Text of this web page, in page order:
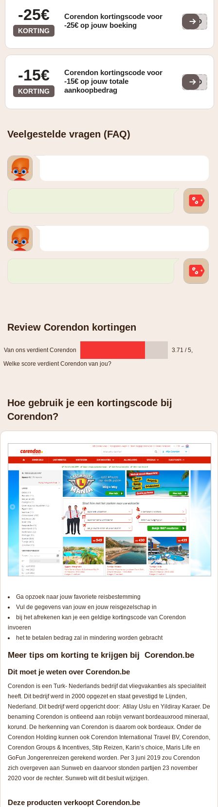
-25€
KORTING
Corendon kortingscode voor
-25€ op jouw boeking
25O
-15€
KORTING
Corendon kortingscode voor
-15€ op jouw totale
aankoopbedrag
VaD
Veelgestelde vragen (FAQ)
Review Corendon kortingen
Van ons verdient Corendon 3.71 / 5
Welke score verdient Corendon van jou?
Hoe gebruik je een kortingscode bij
Corendon?
Ga opzoek naar jouw favoriete reisbestemming
Vul de gegevens van jouw en jouw reisgezelschap in
bij het afrekenen kan je een geldige kortingscode van Corendon
invoeren
het te betalen bedrag zal in mindering worden gebracht
Meer tips om korting te krijgen bij Corendon.be
Dit moet je weten over Corendon.be
Corendon is een Turk- Nederlands bedrijf dat vliegvakanties als specialiteit
heeft. Dit bedrijf werd in 2000 opgezet en staat gevestigd te Lijnden,
Nederland. Dit bedrijf werd opgericht door: Atilay Uslu en Yildiray Karaer. De
benaming Corendon is ontleend aan robijn verwant bordeauxrood mineraal,
korund. De herkenning van Corendon is daarom ook bordeaux. Onder de
Corendon Holding kunnen ook Corendon International Travel BV, Corendon,
Corendon Groups & Incentives, Stip Reizen, Karin’s choice, Maris Life en
GoFun Jongerenreizen gerekend worden. Per 3 juni 2019 zou Corendon
zich overgeven aan Sunweb en daarvoor stonden partijen 23 november
2020 voor de rechter. Sunweb wilt dit besluit wijzigen.
Deze producten verkoopt Corendon.be